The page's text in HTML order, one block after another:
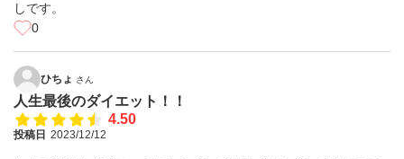
しです。
0
ひちょ さん
人生最後のダイエット！！
4.50
投稿日 2023/12/12